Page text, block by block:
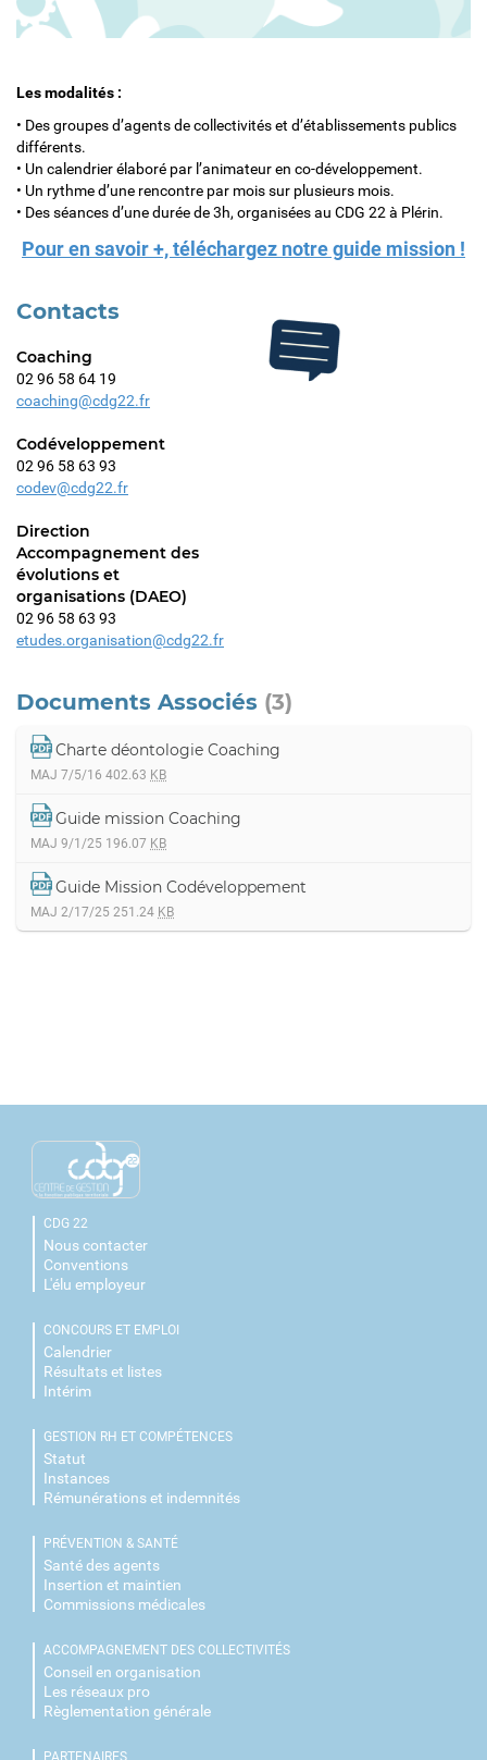
Les modalités :
• Des groupes d’agents de collectivités et d’établissements publics
différents.
• Un calendrier élaboré par l’animateur en co-développement.
• Un rythme d’une rencontre par mois sur plusieurs mois.
• Des séances d’une durée de 3h, organisées au CDG 22 à Plérin.
Pour en savoir +, téléchargez notre guide mission !
Contacts
Coaching
02 96 58 64 19
coaching@cdg22.fr
Codéveloppement
02 96 58 63 93
codev@cdg22.fr
Direction
Accompagnement des
évolutions et
organisations (DAEO)
02 96 58 63 93
etudes.organisation@cdg22.fr
Documents Associés (3)
Charte déontologie Coaching
MAJ 7/5/16 402.63 KB
Guide mission Coaching
MAJ 9/1/25 196.07 KB
Guide Mission Codéveloppement
MAJ 2/17/25 251.24 KB
CDG 22
Nous contacter
Conventions
L'élu employeur
CONCOURS ET EMPLOI
Calendrier
Résultats et listes
Intérim
GESTION RH ET COMPÉTENCES
Statut
Instances
Rémunérations et indemnités
PRÉVENTION & SANTÉ
Santé des agents
Insertion et maintien
Commissions médicales
ACCOMPAGNEMENT DES COLLECTIVITÉS
Conseil en organisation
Les réseaux pro
Règlementation générale
PARTENAIRES